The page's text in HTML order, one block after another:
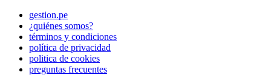
gestion.pe
¿quiénes somos?
términos y condiciones
política de privacidad
politica de cookies
preguntas frecuentes